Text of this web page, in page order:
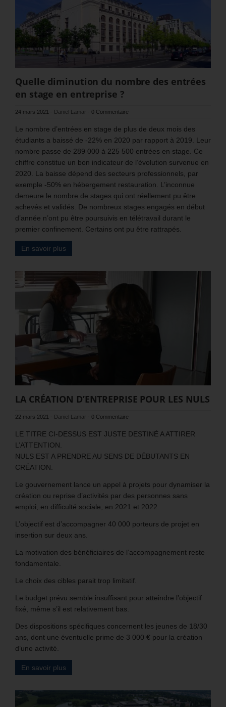
Quelle diminution du nombre des entrées
en stage en entreprise ?
24 mars 2021 - Daniel Lamar - 0 Commentaire
Le nombre d’entrées en stage de plus de deux mois des
étudiants a baissé de -22% en 2020 par rapport à 2019. Leur
nombre passe de 289 000 à 225 500 entrées en stage. Ce
chiffre constitue un bon indicateur de l’évolution survenue en
2020. La baisse dépend des secteurs professionnels, par
exemple -50% en hébergement restauration. L’inconnue
demeure le nombre de stages qui ont réellement pu être
achevés et validés. De nombreux stages engagés en début
d’année n’ont pu être poursuivis en télétravail durant le
premier confinement. Certains ont pu être rattrapés.
En savoir plus
LA CRÉATION D’ENTREPRISE POUR LES NULS
22 mars 2021 - Daniel Lamar - 0 Commentaire
LE TITRE CI-DESSUS EST JUSTE DESTINÉ A ATTIRER
L’ATTENTION.
NULS EST A PRENDRE AU SENS DE DÉBUTANTS EN
CRÉATION.
Le gouvernement lance un appel à projets pour dynamiser la
création ou reprise d’activités par des personnes sans
emploi, en difficulté sociale, en 2021 et 2022.
L’objectif est d’accompagner 40 000 porteurs de projet en
insertion sur deux ans.
La motivation des bénéficiaires de l’accompagnement reste
fondamentale.
Le choix des cibles parait trop limitatif.
Le budget prévu semble insuffisant pour atteindre l’objectif
fixé, même s’il est relativement bas.
Des dispositions spécifiques concernent les jeunes de 18/30
ans, dont une éventuelle prime de 3 000 € pour la création
d’une activité.
En savoir plus